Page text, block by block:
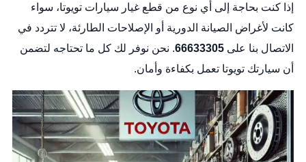
إذا كنت بحاجة إلى أي نوع من قطع غيار سيارات تويوتا، سواء
كانت لأغراض الصيانة الدورية أو الإصلاحات الطارئة، لا تتردد في
الاتصال بنا على 66633305. نحن نوفر لك كل ما تحتاجه لتضمن
أن سيارتك تويوتا تعمل بكفاءة وأمان.